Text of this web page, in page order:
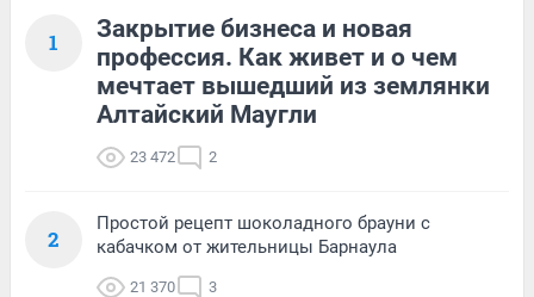
1
Закрытие бизнеса и новая
профессия. Как живет и о чем
мечтает вышедший из землянки
Алтайский Маугли
23 472 2
2
Простой рецепт шоколадного брауни с
кабачком от жительницы Барнаула
21 370 3